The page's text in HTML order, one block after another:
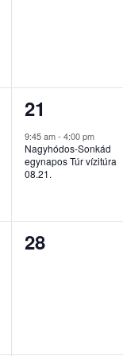
1
esemény,
21
9:45 am-4:00 pm
Nagyhódos-Sonkád
egynapos Túr vízitúra
08.21.
0
28